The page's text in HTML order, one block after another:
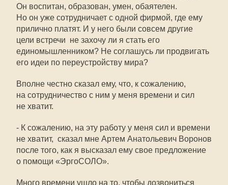
Он воспитан, образован, умен, обаятелен.
Но он уже сотрудничает с одной фирмой, где ему
прилично платят. И у него были совсем другие
цели встречи  не захочу ли я стать его
единомышленником? Не соглашусь ли продвигать
его идеи по переустройству мира?
Вполне честно сказал ему, что, к сожалению,
на сотрудничество с ним у меня времени и сил
не хватит.
- К сожалению, на эту работу у меня сил и времени
не хватит,  сказал мне Артем Анатольевич Воронов
после того, как я высказал ему свое предложение
о помощи «ЭргоСОЛО».
Много времени ушло на то, чтобы дозвониться